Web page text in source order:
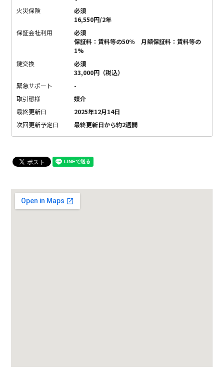
火災保険
必須
16,550円/2年
保証会社利用
必須
保証料：賃料等の50％ 月額保証料：賃料等の
1%
鍵交換
必須
33,000円（税込）
緊急サポート
-
取引態様
媒介
最終更新日
2025年12月14日
次回更新予定日
最終更新日から約2週間